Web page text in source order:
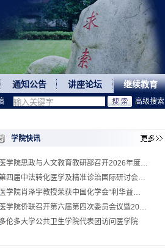
通知公告 讲座论坛 继续教育
高级搜索
学院快讯
医学院思政与人文教育教研部召开2026年度…
四届中法转化医学及精准诊治国际研讨会…
医学院肖泽宇教授荣获中国化学会“利华益…
医学院侨联召开第六届第四次委员会议暨20…
多伦多大学公共卫生学院代表团访问医学院